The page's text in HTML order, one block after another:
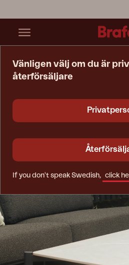
Vänligen välj om du är
återförsäljare
If you don't speak Swedish, click